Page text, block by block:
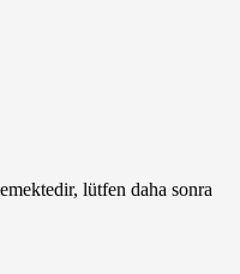
lütfen daha sonra